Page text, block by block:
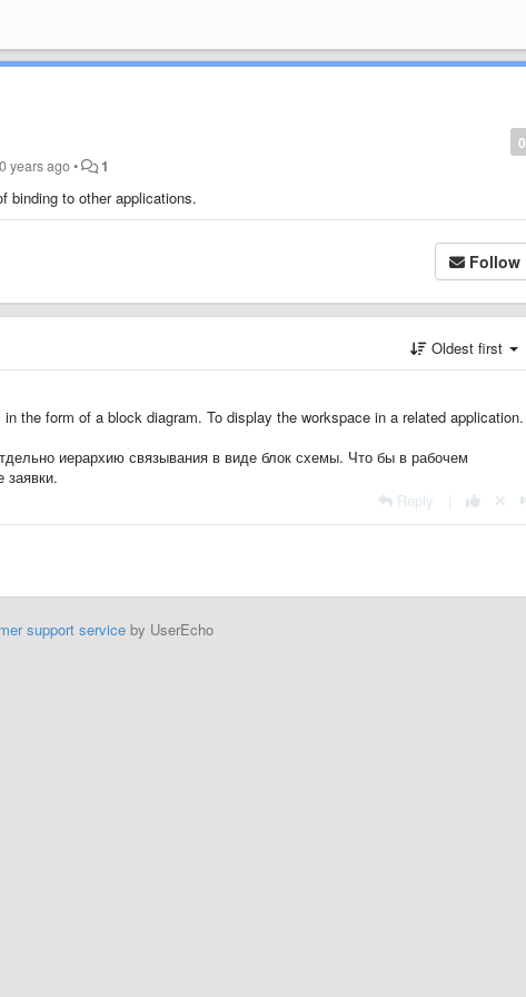
0
years ago• 1
binding to other applications.
Follow
Oldest first
the form of a block diagram. To display the workspace in a related application.
иерархию связывания в виде блок схемы. Что бы в рабочем
заявки.
Reply
support serviceby UserEcho